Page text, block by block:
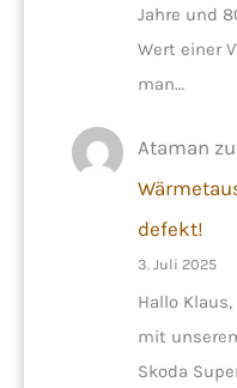
Jahre und
Wert einer
man…
Ataman zu
defekt!
3. Juli 2025
Hallo
mit
Skoda